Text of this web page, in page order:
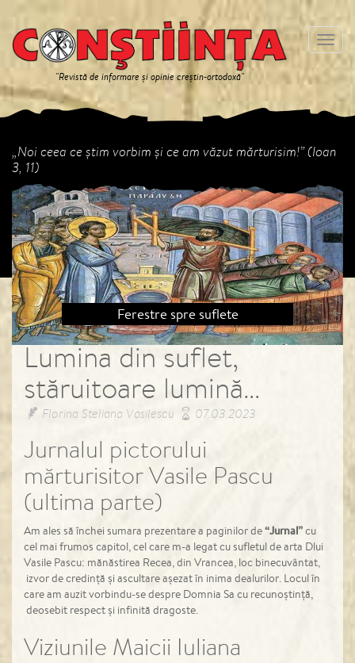
"Revistă de informare și opinie creștin-ortodoxă"
Meniu
„Noi ceea ce ştim vorbim şi ce am văzut mărturisim!” (Ioan
3, 11)
Ferestre spre suflete
Previous Next
Lumina din suflet,
stăruitoare lumină…
Florina Steliana Vasilescu 07.03.2023
Jurnalul pictorului
mărturisitor Vasile Pascu
(ultima parte)
Am ales să închei sumara prezentare a paginilor de“Jurnal”cu
cel mai frumos capitol, cel care m-a legat cu sufletul de arta Dlui
Vasile Pascu: mănăstirea Recea, din Vrancea, loc binecuvântat,
izvor de credință și ascultare așezat în inima dealurilor. Locul în
care am auzit vorbindu-se despre Domnia Sa cu recunoștință,
deosebit respect și infinită dragoste.
Viziunile Maicii Iuliana